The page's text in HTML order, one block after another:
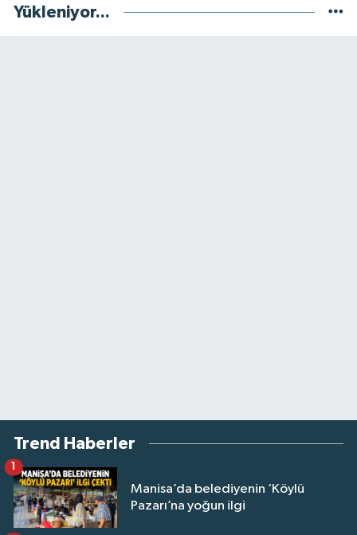
Yükleniyor...
Trend Haberler
Manisa’da belediyenin ‘Köylü
Pazarı’na yoğun ilgi
1